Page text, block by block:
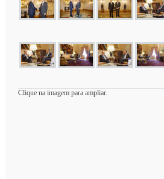
Clique na imagem para ampliar.